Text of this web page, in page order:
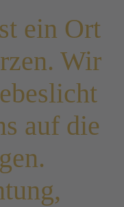
ein Ort
Wir
auf die